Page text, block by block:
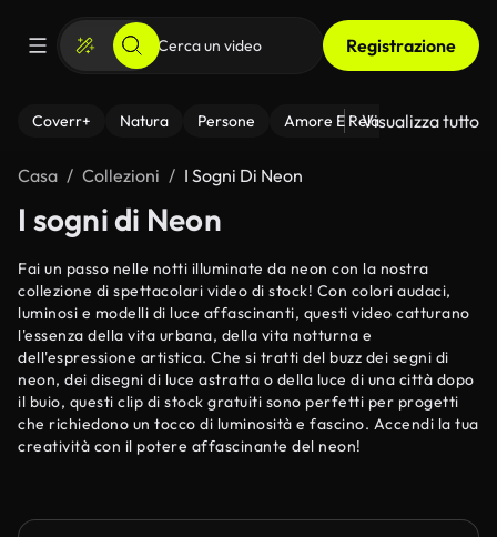
Registrazione
Coverr+ Natura Persone Amore E Relazioni Il
Visualizza tutto
Casa Collezioni I Sogni Di Neon
I sogni di Neon
Fai un passo nelle notti illuminate da neon con la nostra
collezione di spettacolari video di stock! Con colori audaci,
luminosi e modelli di luce affascinanti, questi video catturano
l'essenza della vita urbana, della vita notturna e
dell'espressione artistica. Che si tratti del buzz dei segni di
neon, dei disegni di luce astratta o della luce di una città dopo
il buio, questi clip di stock gratuiti sono perfetti per progetti
che richiedono un tocco di luminosità e fascino. Accendi la tua
creatività con il potere affascinante del neon!